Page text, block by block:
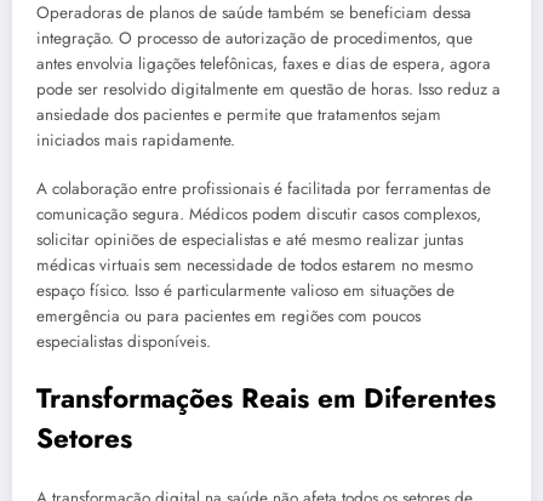
Operadoras de planos de saúde também se beneficiam dessa
integração. O processo de autorização de procedimentos, que
antes envolvia ligações telefônicas, faxes e dias de espera, agora
pode ser resolvido digitalmente em questão de horas. Isso reduz a
ansiedade dos pacientes e permite que tratamentos sejam
iniciados mais rapidamente.
A colaboração entre profissionais é facilitada por ferramentas de
comunicação segura. Médicos podem discutir casos complexos,
solicitar opiniões de especialistas e até mesmo realizar juntas
médicas virtuais sem necessidade de todos estarem no mesmo
espaço físico. Isso é particularmente valioso em situações de
emergência ou para pacientes em regiões com poucos
especialistas disponíveis.
Transformações Reais em Diferentes
Setores